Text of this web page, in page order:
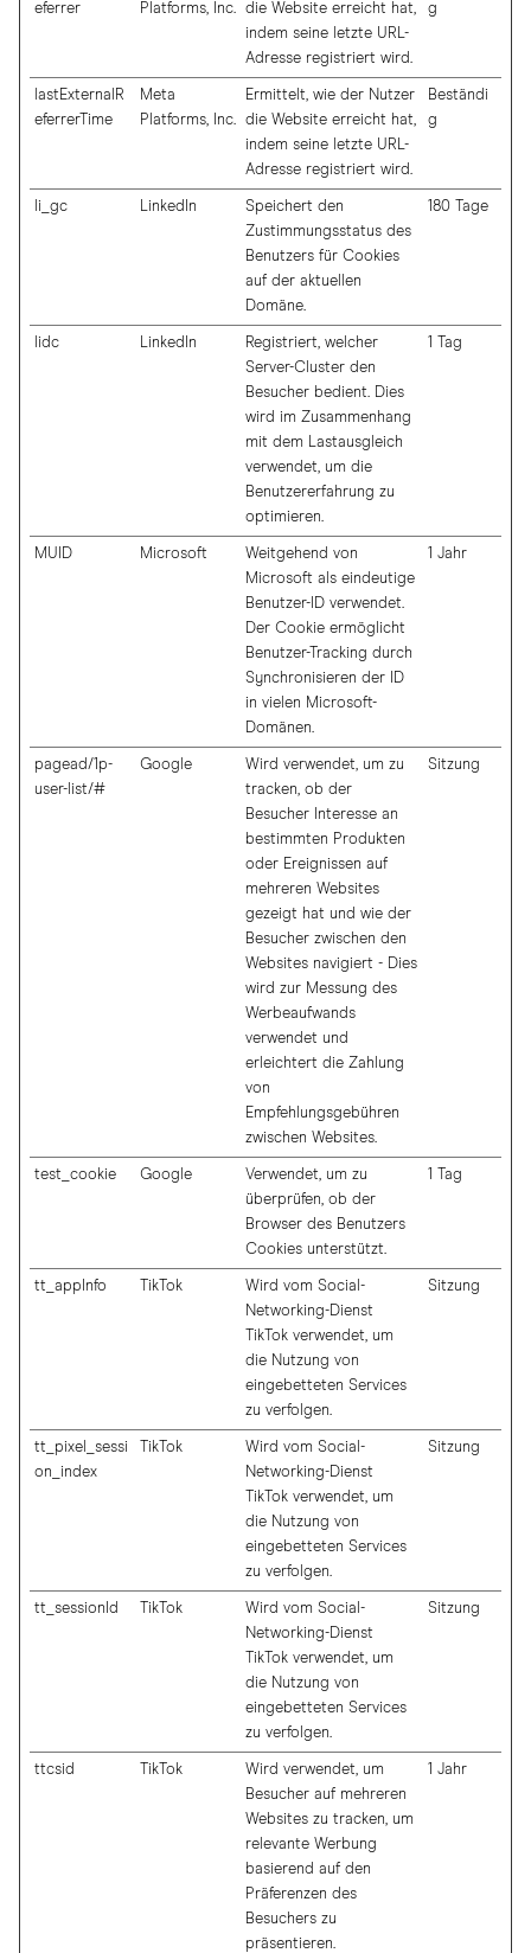
eferrer
Platforms, Inc.
die Website erreicht hat,
indem seine letzte URL-
Adresse registriert wird.
g
lastExternalR
eferrerTime
Meta
Platforms, Inc.
Ermittelt, wie der Nutzer
die Website erreicht hat,
indem seine letzte URL-
Adresse registriert wird.
Beständi
g
li_gc LinkedIn
Speichert den
Zustimmungsstatus des
Benutzers für Cookies
auf der aktuellen
Domäne.
180 Tage
lidc LinkedIn
Registriert, welcher
Server-Cluster den
Besucher bedient. Dies
wird im Zusammenhang
mit dem Lastausgleich
verwendet, um die
Benutzererfahrung zu
optimieren.
1 Tag
MUID Microsoft
Weitgehend von
Microsoft als eindeutige
Benutzer-ID verwendet.
Der Cookie ermöglicht
Benutzer-Tracking durch
Synchronisieren der ID
in vielen Microsoft-
Domänen.
1 Jahr
pagead/1p-
user-list/#
Google
Wird verwendet, um zu
tracken, ob der
Besucher Interesse an
bestimmten Produkten
oder Ereignissen auf
mehreren Websites
gezeigt hat und wie der
Besucher zwischen den
Websites navigiert - Dies
wird zur Messung des
Werbeaufwands
verwendet und
erleichtert die Zahlung
von
Empfehlungsgebühren
zwischen Websites.
Sitzung
test_cookie Google
Verwendet, um zu
überprüfen, ob der
Browser des Benutzers
Cookies unterstützt.
1 Tag
tt_appInfo TikTok
Wird vom Social-
Networking-Dienst
TikTok verwendet, um
die Nutzung von
eingebetteten Services
zu verfolgen.
Sitzung
tt_pixel_sessi
on_index
TikTok
Wird vom Social-
Networking-Dienst
TikTok verwendet, um
die Nutzung von
eingebetteten Services
zu verfolgen.
Sitzung
tt_sessionId TikTok
Wird vom Social-
Networking-Dienst
TikTok verwendet, um
die Nutzung von
eingebetteten Services
zu verfolgen.
Sitzung
ttcsid TikTok
Wird verwendet, um
Besucher auf mehreren
Websites zu tracken, um
relevante Werbung
basierend auf den
Präferenzen des
Besuchers zu
präsentieren.
1 Jahr